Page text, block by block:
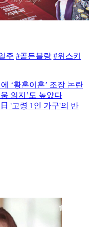
주 #골든블랑 #위스키
‘황혼이혼’ 조장 논란
의지’도 높았다
'고령 1인 가구'의 반